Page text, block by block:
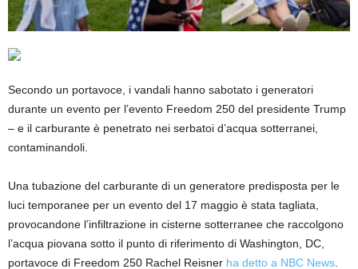
Secondo un portavoce, i vandali hanno sabotato i generatori
durante un evento per l’evento Freedom 250 del presidente Trump
– e il carburante è penetrato nei serbatoi d’acqua sotterranei,
contaminandoli.
Una tubazione del carburante di un generatore predisposta per le
luci temporanee per un evento del 17 maggio è stata tagliata,
provocandone l’infiltrazione in cisterne sotterranee che raccolgono
l’acqua piovana sotto il punto di riferimento di Washington, DC,
portavoce di Freedom 250 Rachel Reisner ha detto a NBC News